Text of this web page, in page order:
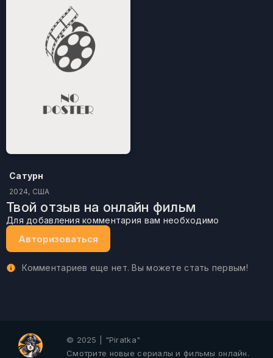
Сатурн
2024, США
Твой отзыв на онлайн фильм
Для добавления комментария вам необходимо
Авторизоваться
Комментариев еще нет. Вы можете стать первым!
© 2025 | "Piratka"
Смотрите новые сериалы и фильмы онлайн.